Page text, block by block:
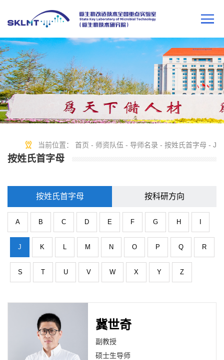
当前位置： 首页 - 师资队伍 - 导师名录 - 按姓氏首字母 - J
按姓氏首字母
按姓氏首字母 按科研方向
A B C D E F G H
J K M N O P Q R
S T U V W X Y Z
冀世奇
副教授
硕士生导师